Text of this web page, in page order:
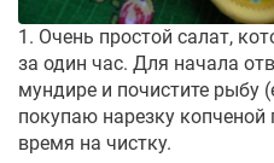
1. Очень простой салат,
за один час. Для начала
мундире и почистите рыбу
покупаю нарезку копченой
время на чистку.